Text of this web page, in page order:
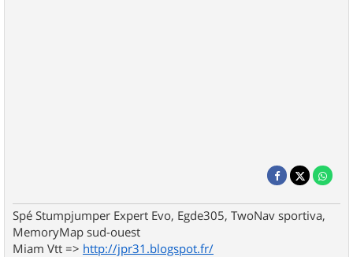
Spé Stumpjumper Expert Evo, Egde305, TwoNav sportiva,
MemoryMap sud-ouest
Miam Vtt => http://jpr31.blogspot.fr/